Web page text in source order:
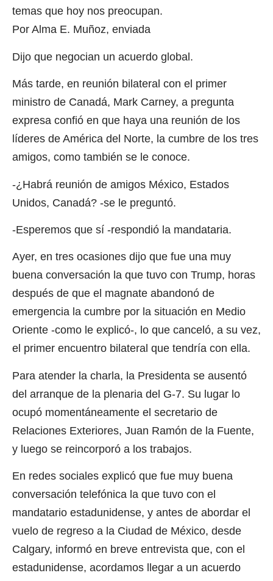
temas que hoy nos preocupan.
Por Alma E. Muñoz, enviada
Dijo que negocian un acuerdo global.
Más tarde, en reunión bilateral con el primer
ministro de Canadá, Mark Carney, a pregunta
expresa confió en que haya una reunión de los
líderes de América del Norte, la cumbre de los tres
amigos, como también se le conoce.
-¿Habrá reunión de amigos México, Estados
Unidos, Canadá? -se le preguntó.
-Esperemos que sí -respondió la mandataria.
Ayer, en tres ocasiones dijo que fue una muy
buena conversación la que tuvo con Trump, horas
después de que el magnate abandonó de
emergencia la cumbre por la situación en Medio
Oriente -como le explicó-, lo que canceló, a su vez,
el primer encuentro bilateral que tendría con ella.
Para atender la charla, la Presidenta se ausentó
del arranque de la plenaria del G-7. Su lugar lo
ocupó momentáneamente el secretario de
Relaciones Exteriores, Juan Ramón de la Fuente,
y luego se reincorporó a los trabajos.
En redes sociales explicó que fue muy buena
conversación telefónica la que tuvo con el
mandatario estadunidense, y antes de abordar el
vuelo de regreso a la Ciudad de México, desde
Calgary, informó en breve entrevista que, con el
estadunidense, acordamos llegar a un acuerdo